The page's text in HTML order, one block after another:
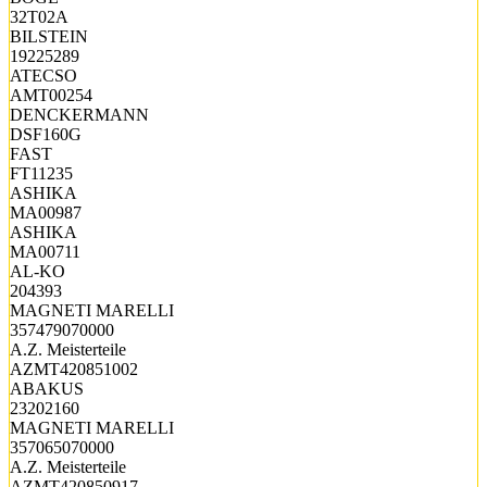
32T02A
BILSTEIN
19225289
ATECSO
AMT00254
DENCKERMANN
DSF160G
FAST
FT11235
ASHIKA
MA00987
ASHIKA
MA00711
AL-KO
204393
MAGNETI MARELLI
357479070000
A.Z. Meisterteile
AZMT420851002
ABAKUS
23202160
MAGNETI MARELLI
357065070000
A.Z. Meisterteile